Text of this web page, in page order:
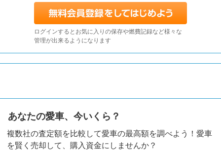
ログインするとお気に入りの保存や燃費記録など様々な
管理が出来るようになります
あなたの愛車、今いくら？
複数社の査定額を比較して愛車の最高額を調べよう！愛車
を賢く売却して、購入資金にしませんか？